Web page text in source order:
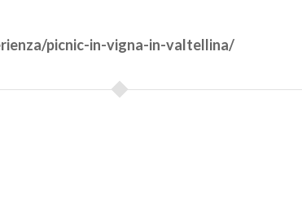
picnic-in-vigna-in-valtellina/